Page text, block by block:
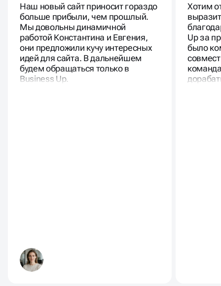
Наш новый сайт приносит гораздо
больше прибыли, чем прошлый.
Мы довольны динамичной
работой Константина и Евгения,
они предложили кучу интересных
идей для сайта. В дальнейшем
будем обращаться только в
Business Up.
Хотим
Up за
было